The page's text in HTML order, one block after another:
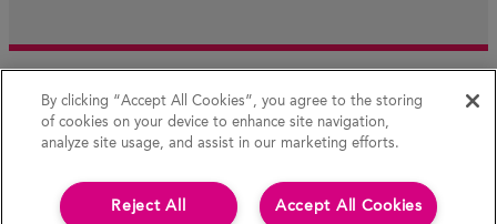
By clicking “Accept All Cookies”, you agree to the storing
of cookies on your device to enhance site navigation,
analyze site usage, and assist in our marketing efforts.
Accept All Cookies
Reject All